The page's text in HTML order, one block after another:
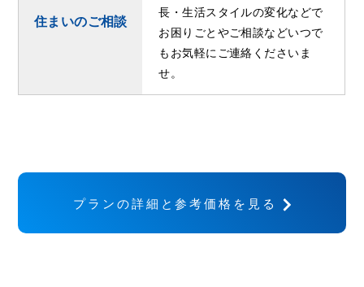
住まいのご相談
長・生活スタイルの変化などで
お困りごとやご相談などいつで
もお気軽にご連絡くださいま
せ。
プランの詳細と参考価格を見る